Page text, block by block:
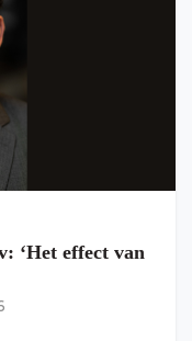
‘Het effect van